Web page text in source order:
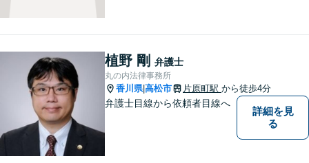
植野 剛 弁護士
丸の内法律事務所
香川県|高松市 片原町駅 から徒歩4分
弁護士目線から依頼者目線へ
詳細を見
る